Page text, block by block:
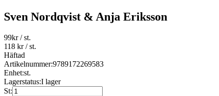
Sven Nordqvist & Anja Eriksson
99kr/ st.
118 kr/ st.
Häftad
Artikelnummer:9789172269583
Enhet:st.
Lagerstatus:I lager
St: